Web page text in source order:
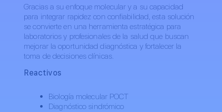
Gracias a su enfoque molecular y a su capacidad
para integrar rapidez con confiabilidad, esta solución
se convierte en una herramienta estratégica para
laboratorios y profesionales de la salud que buscan
mejorar la oportunidad diagnóstica y fortalecer la
toma de decisiones clínicas.
Reactivos
Biología molecular POCT
Diagnóstico sindrómico